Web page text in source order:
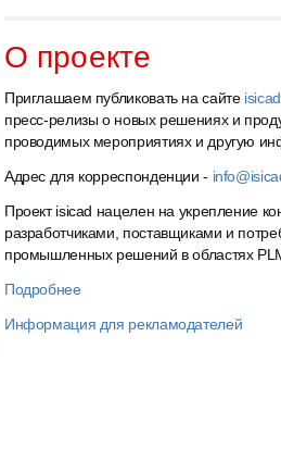
О проекте
Приглашаем публиковать на сайте
пресс-релизы о новых решениях и
проводимых мероприятиях и другую
Адрес для корреспонденции -
Проект isicad нацелен на укрепление
разработчиками, поставщиками и
промышленных решений в областях PLM
Подробнее
Информация для рекламодателей